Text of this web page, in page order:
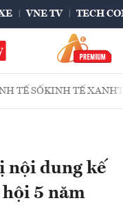
VNE TV TECH
TẾ SỐKINH TẾ XANH
nội dung kế
5 năm